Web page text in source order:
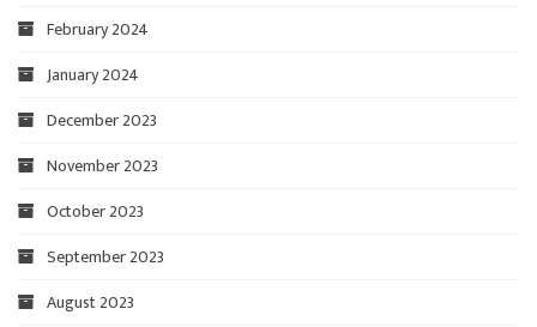
February 2024
January 2024
December 2023
November 2023
October 2023
September 2023
August 2023